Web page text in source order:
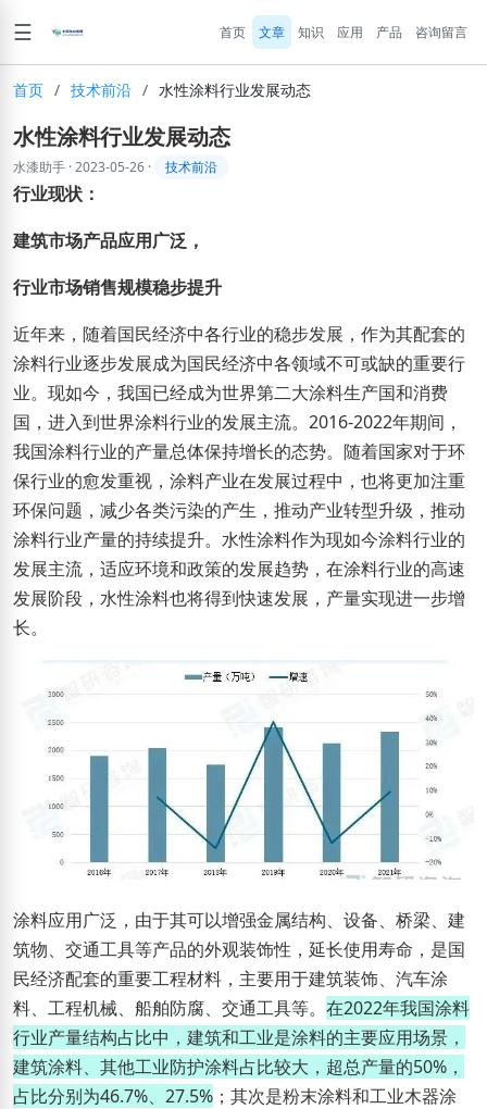
☰ 首页 文章 知识 应用 产品 咨询留言
首页 / 技术前沿 / 水性涂料行业发展动态
水性涂料行业发展动态
水漆助手 ·2023-05-26 · 技术前沿
行业现状：
建筑市场产品应用广泛，
行业市场销售规模稳步提升
近年来，随着国民经济中各行业的稳步发展，作为其配套的
涂料行业逐步发展成为国民经济中各领域不可或缺的重要行
业。现如今，我国已经成为世界第二大涂料生产国和消费
国，进入到世界涂料行业的发展主流。2016-2022年期间，
我国涂料行业的产量总体保持增长的态势。随着国家对于环
保行业的愈发重视，涂料产业在发展过程中，也将更加注重
环保问题，减少各类污染的产生，推动产业转型升级，推动
涂料行业产量的持续提升。水性涂料作为现如今涂料行业的
发展主流，适应环境和政策的发展趋势，在涂料行业的高速
发展阶段，水性涂料也将得到快速发展，产量实现进一步增
长。
涂料应用广泛，由于其可以增强金属结构、设备、桥梁、建
筑物、交通工具等产品的外观装饰性，延长使用寿命，是国
民经济配套的重要工程材料，主要用于建筑装饰、汽车涂
料、工程机械、船舶防腐、交通工具等。 在2022年我国涂料
行业产量结构占比中，建筑和工业是涂料的主要应用场景，
建筑涂料、其他工业防护涂料占比较大，超总产量的50%，
占比分别为46.7%、27.5% ；其次是粉末涂料和工业木器涂